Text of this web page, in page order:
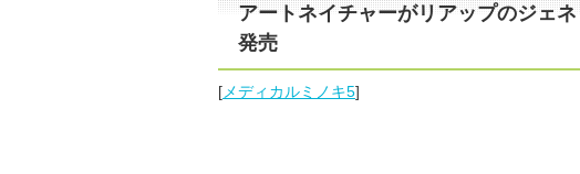
アートネイチャーがリアップのジェ
発売
[ メディカルミノキ5]